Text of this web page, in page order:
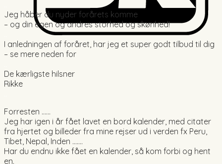
Jeg håber du nyder forårets komme
– og din egen og andres storhed og skønhed!
I anledningen af foråret, har jeg et super godt tilbud til dig
– se mere neden for
De kærligste hilsner
Rikke
Forresten ……
Jeg har igen i år fået lavet en bord kalender, med citater
fra hjertet og billeder fra mine rejser ud i verden fx Peru,
Tibet, Nepal, Inden …….
Har du endnu ikke fået en kalender, så kom forbi og hent
en.